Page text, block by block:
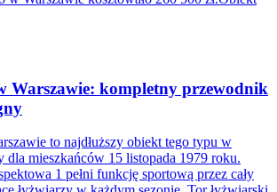
Warszawie: kompletny przewodnik
to najdłuższy obiekt tego typu w
dla mieszkańców 15 listopada 1979 roku.
1 pełni funkcję sportową przez cały